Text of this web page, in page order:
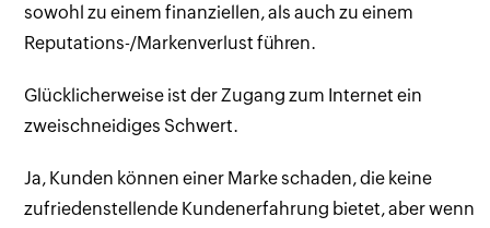
sowohl zu einem finanziellen, als auch zu einem
Reputations-/Markenverlust führen.
Glücklicherweise ist der Zugang zum Internet ein
zweischneidiges Schwert.
Ja, Kunden können einer Marke schaden, die keine
zufriedenstellende Kundenerfahrung bietet, aber wenn